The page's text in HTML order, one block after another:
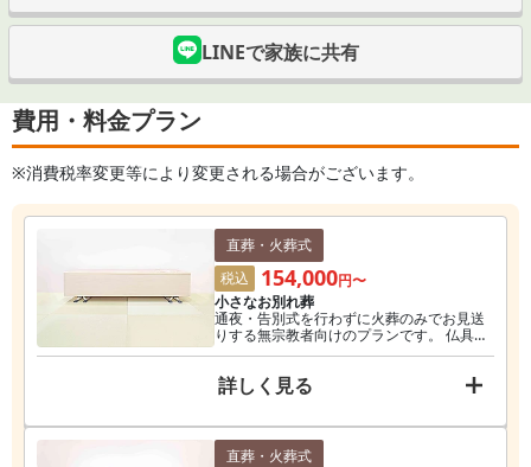
LINEで家族に共有
費用・料金プラン
※消費税率変更等により変更される場合がございます。
直葬・火葬式
税込
154,000円〜
小さなお別れ葬
通夜・告別式を行わずに火葬のみでお見送
りする無宗教者向けのプランです。 仏具や
式にかかる費用が含まれていないため、費
詳しく見る
直葬・火葬式